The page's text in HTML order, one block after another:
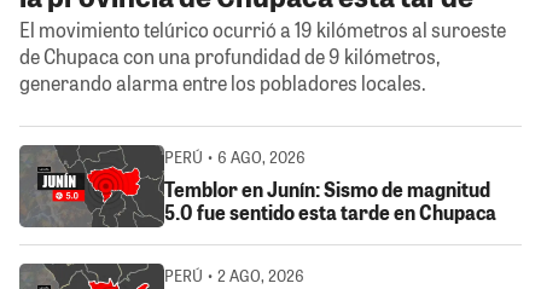
El movimiento telúrico ocurrió a 19 kilómetros al suroeste
de Chupaca con una profundidad de 9 kilómetros,
generando alarma entre los pobladores locales.
PERÚ • 6 AGO, 2026
Temblor en Junín: Sismo de magnitud
5.0 fue sentido esta tarde en Chupaca
PERÚ • 2 AGO, 2026